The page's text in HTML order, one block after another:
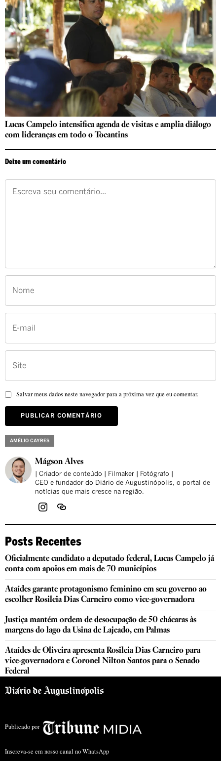
Lucas Campelo intensifica agenda de visitas e amplia diálogo
com lideranças em todo o Tocantins
Deixe um comentário
Salvar meus dados neste navegador para a próxima vez que eu comentar.
AMÉLIO CAYRES
Mágson Alves
| Criador de conteúdo | Filmaker | Fotógrafo |
CEO e fundador do Diário de Augustinópolis, o portal de
notícias que mais cresce na região.
Posts Recentes
Oficialmente candidato a deputado federal, Lucas Campelo já
conta com apoios em mais de 70 municípios
Ataídes garante protagonismo feminino em seu governo ao
escolher Rosileia Dias Carneiro como vice-governadora
Justiça mantém ordem de desocupação de 50 chácaras às
margens do lago da Usina de Lajeado, em Palmas
Ataídes de Oliveira apresenta Rosileia Dias Carneiro para
vice-governadora e Coronel Nilton Santos para o Senado
Federal
Publicado por
Inscreva-se em nosso canal no WhatsApp